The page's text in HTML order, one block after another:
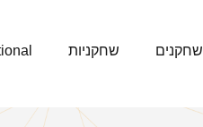
שחקנים שחקניות